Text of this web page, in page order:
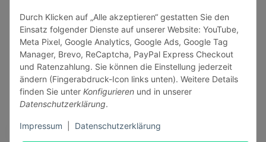
Durch Klicken auf „Alle akzeptieren“ gestatten Sie den
Einsatz folgender Dienste auf unserer Website: YouTube,
Meta Pixel, Google Analytics, Google Ads, Google Tag
Manager, Brevo, ReCaptcha, PayPal Express Checkout
und Ratenzahlung. Sie können die Einstellung jederzeit
ändern (Fingerabdruck-Icon links unten). Weitere Details
finden Sie unter Konfigurieren und in unserer
Datenschutzerklärung.
Impressum Datenschutzerklärung
GESETZLICHE INFORMATIONEN
Vertrag widerrufen
Sicher bezahlen via: